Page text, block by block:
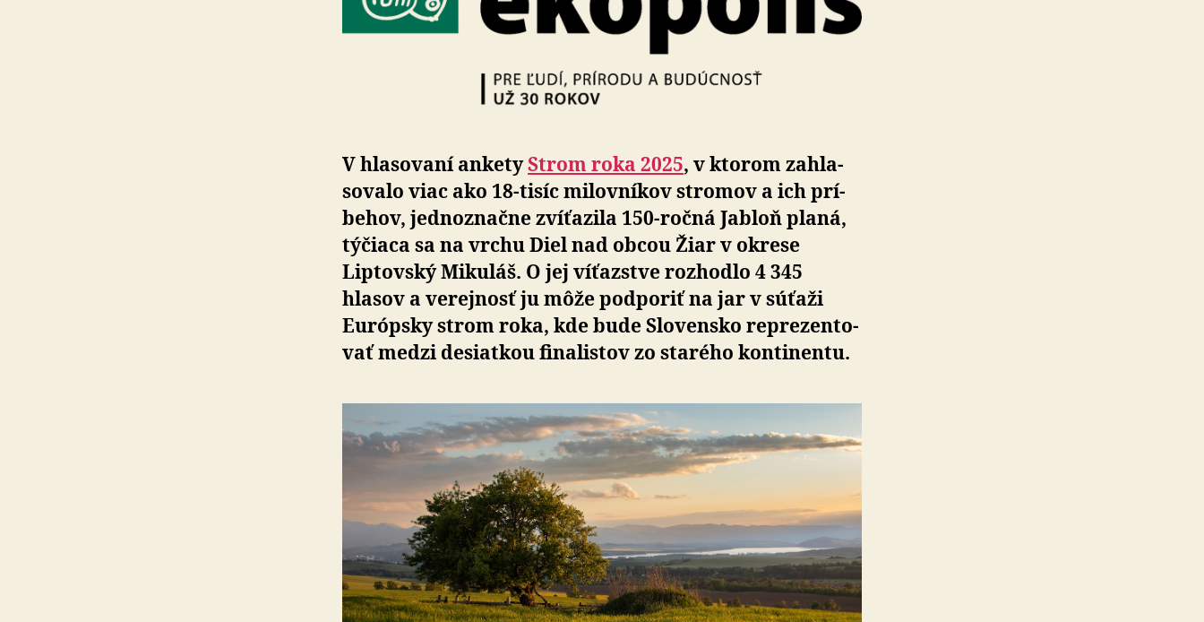
V hlasovaní anketyStrom roka 2025, v ktorom za­hla­
so­va­lo viac ako 18-tisíc milovníkov stromov a ich prí­
be­hov, jednoznačne zvíťazila 150-ročná Jabloň planá,
týčiaca sa na vrchu Diel nad obcou Žiar v okrese
Liptovský Mikuláš. O jej víťazstve rozhodlo 4 345
hlasov a verejnosť ju môže podporiť na jar v súťaži
Európsky strom roka, kde bude Slovensko re­pre­zen­to­
vať medzi desiatkou finalistov zo starého kontinentu.